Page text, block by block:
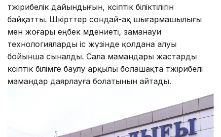
тәжірибелік дайындығын, кәсіптік біліктілігін
байқатты. Шәкірттер сондай-ақ шығармашылығы
мен жоғары еңбек мәдениеті, заманауи
технологияларды іс жүзінде қолдана алуы
бойынша сыналды. Сала мамандары жастарды
кәсіптік білімге баулу арқылы болашақта тәжірибелі
мамандар даярлауға болатынын айтады.